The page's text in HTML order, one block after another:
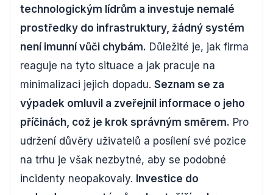
technologickým lídrům a investuje nemalé
prostředky do infrastruktury, žádný systém
není imunní vůči chybám. Důležité je, jak firma
reaguje na tyto situace a jak pracuje na
minimalizaci jejich dopadu. Seznam se za
výpadek omluvil a zveřejnil informace o jeho
příčinách, což je krok správným směrem. Pro
udržení důvěry uživatelů a posílení své pozice
na trhu je však nezbytné, aby se podobné
incidenty neopakovaly. Investice do